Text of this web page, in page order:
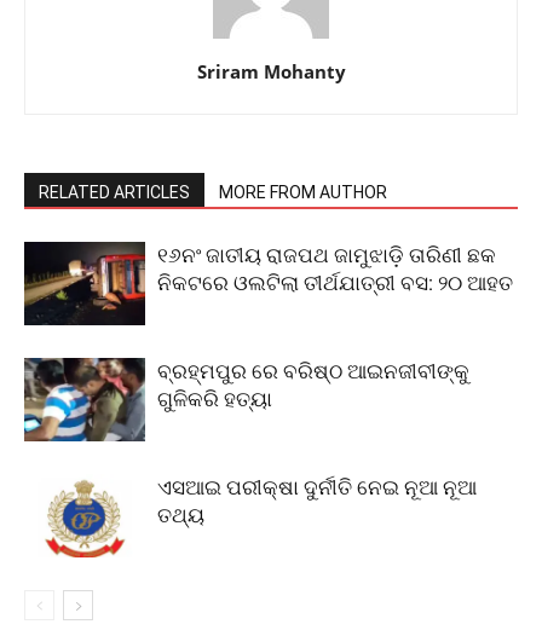
Sriram Mohanty
RELATED ARTICLES MORE FROM AUTHOR
୧୬ନଂ ଜାତୀୟ ରାଜପଥ ଜାମୁଝାଡ଼ି ତାରିଣୀ ଛକ
ନିକଟରେ ଓଲଟିଲା ତୀର୍ଥଯାତ୍ରୀ ବସ: ୨୦ ଆହତ
ବ୍ରହ୍ମପୁର ରେ ବରିଷ୍ଠ ଆଇନଜୀବୀଙ୍କୁ
ଗୁଳିକରି ହତ୍ୟା
ଏସଆଇ ପରୀକ୍ଷା ଦୁର୍ନୀତି ନେଇ ନୂଆ ନୂଆ
ତଥ୍ୟ